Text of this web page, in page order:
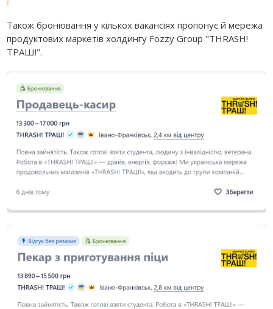
Також бронювання у кількох вакансіях пропонує й мережа
продуктових маркетів холдингу Fozzy Group "THRASH!
ТРАШ!".